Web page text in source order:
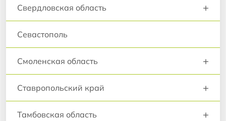
Свердловская область +
Севастополь
Смоленская область +
Ставропольский край +
Тамбовская область +